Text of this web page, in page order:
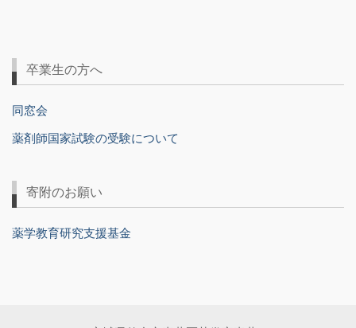
卒業生の方へ
同窓会
薬剤師国家試験の受験について
寄附のお願い
薬学教育研究支援基金